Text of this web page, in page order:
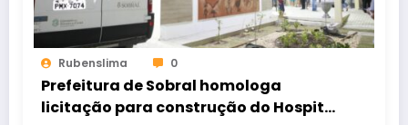
Rubenslima 0
Prefeitura de Sobral homologa
licitação para construção do Hospital